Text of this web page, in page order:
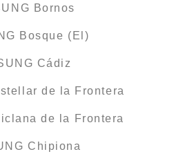
Bornos
Bosque (El)
Cádiz
de la Frontera
de la Frontera
Chipiona